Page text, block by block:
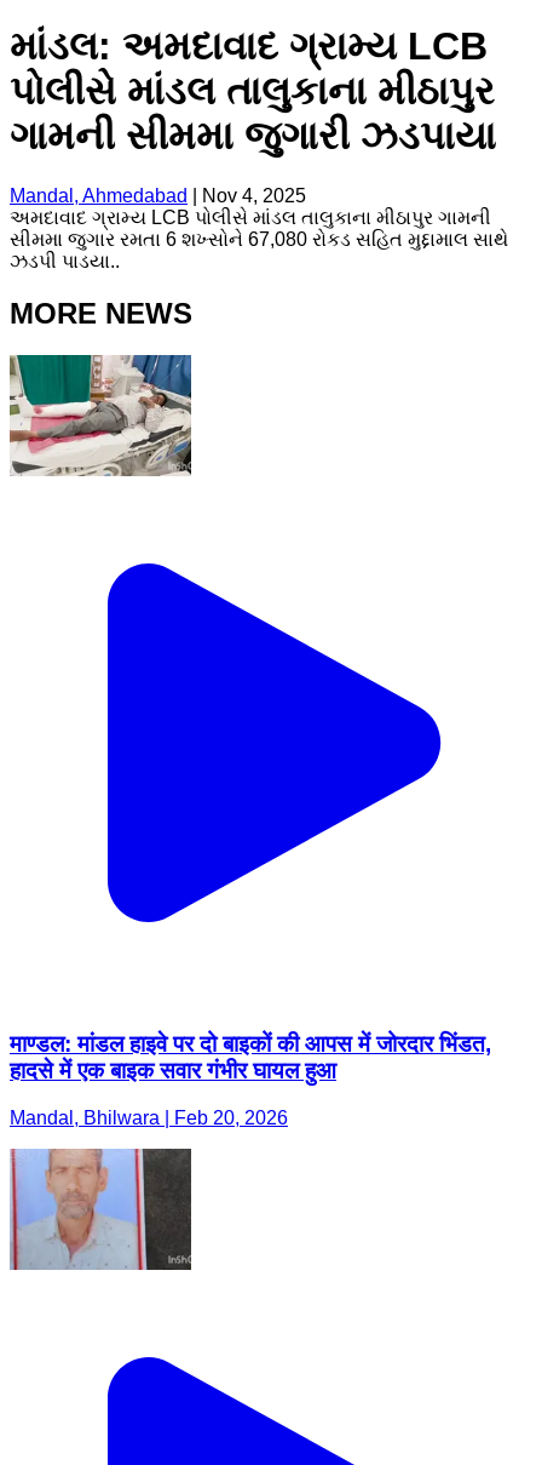
માંડલ: અમદાવાદ ગ્રામ્ય LCB
પોલીસે માંડલ તાલુકાના મીઠાપુર
ગામની સીમમા જુગારી ઝડપાયા
Mandal, Ahmedabad
Nov 4, 2025
અમદાવાદ ગ્રામ્ય LCB પોલીસે માંડલ તાલુકાના મીઠાપુર ગામની
સીમમા જુગાર રમતા 6 શખ્સોને 67,080 રોકડ સહિત મુદ્દામાલ સાથે
ઝડપી પાડયા..
MORE NEWS
माण्डल: मांडल हाइवे पर दो बाइकों की आपस में जोरदार भिंडत,
हादसे में एक बाइक सवार गंभीर घायल हुआ
Mandal, Bhilwara | Feb 20, 2026